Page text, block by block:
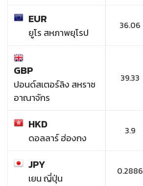
EUR
ยูโร สหภาพยุโรป
36.06
GBP
ปอนด์สเตอร์ลิง สหราช
อาณาจักร
39.33
HKD
ดอลลาร์ ฮ่องกง
3.9
JPY
เยน ญี่ปุ่น
0.2886